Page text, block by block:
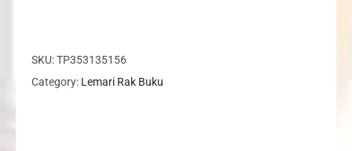
Lemari
Rak
SKU:TP353135156
Category: Lemari Rak Buku